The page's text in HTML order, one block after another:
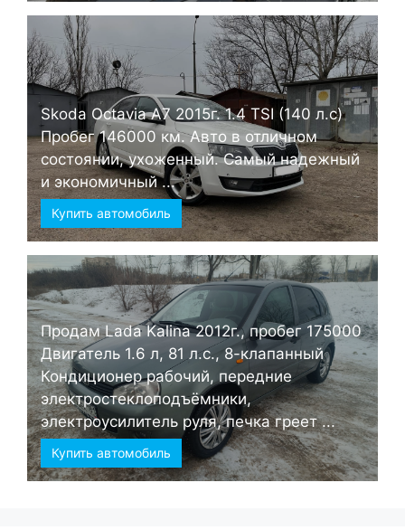
Skoda Octavia А7 2015г. 1.4 TSI (140 л.с)
Пробег 146000 км. Авто в отличном
состоянии, ухоженный. Самый надежный
и экономичный ...
Купить автомобиль
Продам Lada Kalina 2012г., пробег 175000
Двигатель 1.6 л, 81 л.с., 8-клапанный
Кондиционер рабочий, передние
электростеклоподъёмники,
электроусилитель руля, печка греет ...
Купить автомобиль